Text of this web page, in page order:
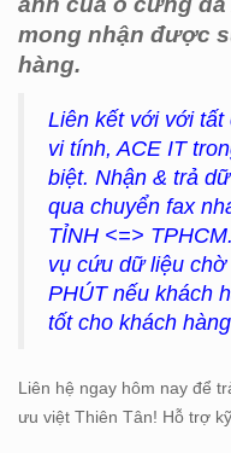
mong nhận được
hàng.
Liên kết với với tất
vi tính, ACE IT
biệt. Nhận & trả
qua chuyển fax
TỈNH <=>
vụ cứu dữ liệu
PHÚT nếu khách
tốt cho khách
Liên hệ ngay hôm nay để
ưu việt Thiên Tân! Hỗ trợ